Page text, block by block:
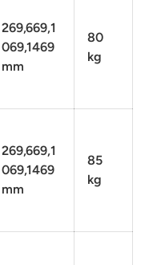
269,669,1
069,1469
mm
80
kg
269,669,1
069,1469
mm
85
kg